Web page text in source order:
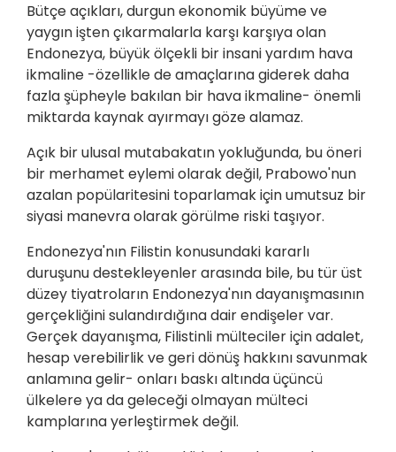
Bütçe açıkları, durgun ekonomik büyüme ve
yaygın işten çıkarmalarla karşı karşıya olan
Endonezya, büyük ölçekli bir insani yardım hava
ikmaline -özellikle de amaçlarına giderek daha
fazla şüpheyle bakılan bir hava ikmaline- önemli
miktarda kaynak ayırmayı göze alamaz.
Açık bir ulusal mutabakatın yokluğunda, bu öneri
bir merhamet eylemi olarak değil, Prabowo'nun
azalan popülaritesini toparlamak için umutsuz bir
siyasi manevra olarak görülme riski taşıyor.
Endonezya'nın Filistin konusundaki kararlı
duruşunu destekleyenler arasında bile, bu tür üst
düzey tiyatroların Endonezya'nın dayanışmasının
gerçekliğini sulandırdığına dair endişeler var.
Gerçek dayanışma, Filistinli mülteciler için adalet,
hesap verebilirlik ve geri dönüş hakkını savunmak
anlamına gelir- onları baskı altında üçüncü
ülkelere ya da geleceği olmayan mülteci
kamplarına yerleştirmek değil.